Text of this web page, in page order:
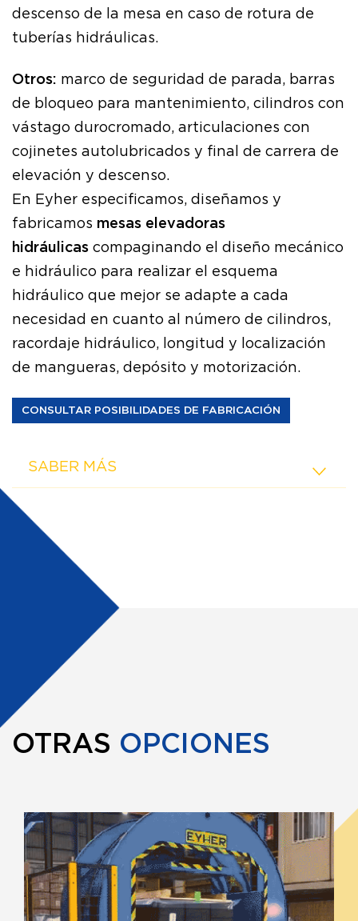
descenso de la mesa en caso de rotura de
tuberías hidráulicas.
Otros: marco de seguridad de parada, barras
de bloqueo para mantenimiento, cilindros con
vástago durocromado, articulaciones con
cojinetes autolubricados y final de carrera de
elevación y descenso.
En Eyher especificamos, diseñamos y
fabricamos mesas elevadoras
hidráulicas compaginando el diseño mecánico
e hidráulico para realizar el esquema
hidráulico que mejor se adapte a cada
necesidad en cuanto al número de cilindros,
racordaje hidráulico, longitud y localización
de mangueras, depósito y motorización.
CONSULTAR POSIBILIDADES DE FABRICACIÓN
SABER MÁS
OTRAS OPCIONES